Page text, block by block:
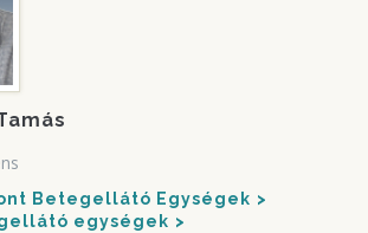
Betegellátó Egységek
egységek